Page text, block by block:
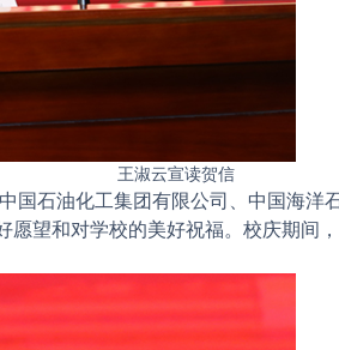
王淑云宣读贺信
石油化工集团有限公司、中国海洋
望和对学校的美好祝福。校庆期间